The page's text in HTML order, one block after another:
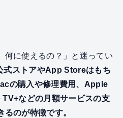
何に使えるの？」と迷ってい
式ストアやApp Storeはもち
の購入や修理費用、Apple
などの月額サービスの支
のが特徴です。